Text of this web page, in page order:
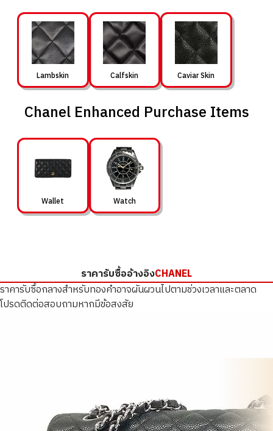
Lambskin Calfskin Caviar Skin
Chanel Enhanced Purchase Items
Wallet Watch
ราคารับซื้ออ้างอิงCHANEL
ราคารับซื้อกลางสำหรับทองคำอาจผันผวนไปตามช่วงเวลาและตลาด
โปรดติดต่อสอบถามหากมีข้อสงสัย